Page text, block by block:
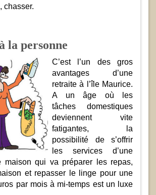
chasser.
la personne
C’est l’un des gros
avantages d’une
retraite à l’île Maurice.
A un âge où les
tâches domestiques
deviennent vite
fatigantes, la
possibilité de s’offrir
les services d’une
maison qui va préparer les repas,
et repasser le linge pour une
par mois à mi-temps est un luxe